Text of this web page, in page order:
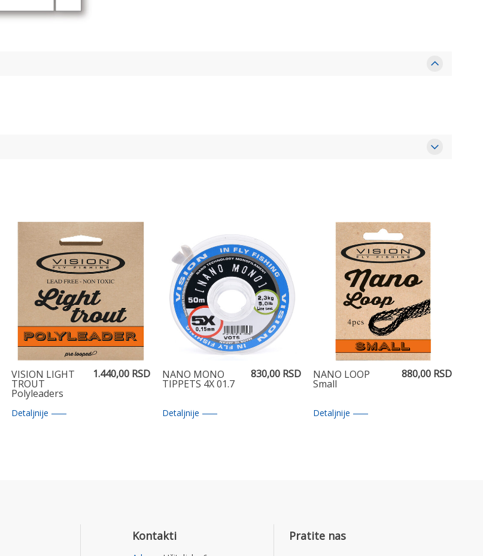
VISION LIGHT
TROUT
Polyleaders
1.440,00 RSD
Detaljnije
NANO MONO
TIPPETS 4X 01.7
830,00 RSD
Detaljnije
NANO LOOP
Small
880,00 RSD
Detaljnije
Kontakti Pratite nas